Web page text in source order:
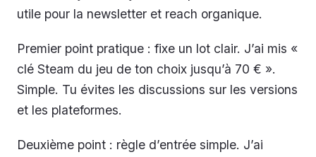
utile pour la newsletter et reach organique.
Premier point pratique : fixe un lot clair. J’ai mis «
clé Steam du jeu de ton choix jusqu’à 70 € ».
Simple. Tu évites les discussions sur les versions
et les plateformes.
Deuxième point : règle d’entrée simple. J’ai